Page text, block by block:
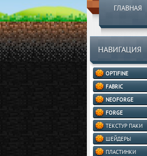
ГЛАВНАЯ
НАВИГАЦИЯ
OPTIFINE
FABRIC
NEOFORGE
FORGE
ТЕКСТУР ПАКИ
ШЕЙДЕРЫ
ПЛАСТИНКИ